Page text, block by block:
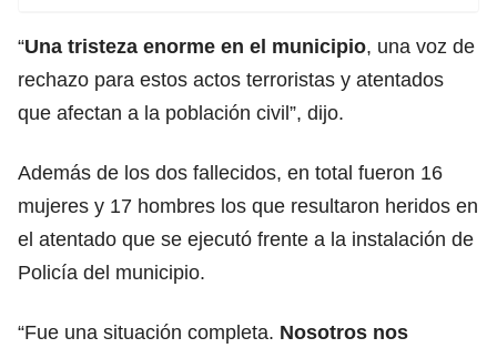
“Una tristeza enorme en el municipio, una voz de
rechazo para estos actos terroristas y atentados
que afectan a la población civil”, dijo.
Además de los dos fallecidos, en total fueron 16
mujeres y 17 hombres los que resultaron heridos en
el atentado que se ejecutó frente a la instalación de
Policía del municipio.
“Fue una situación completa. Nosotros nos